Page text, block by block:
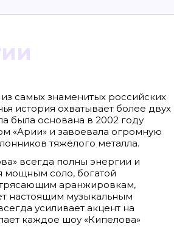
самых знаменитых российских
история охватывает более двух
была основана в 2002 году
«Арии» и завоевала огромную
тяжёлого металла.
всегда полны энергии и
мощным соло, богатой
аранжировкам,
настоящим музыкальным
усиливает акцент на
каждое шоу «Кипелова»
124, news@klops.ru. Реклама: +7 (931) 107 50 00,
351 20 51, reklama@klops.ru
г. Калининград, ул. Рокоссовского, 16/18, пом. I,
регистрационный номер и дата принятия
№ ФС 77 - 78739 от 20 июля 2020 года,
службой по надзору в сфере связи,
и массовых коммуникаций (Роскомнадзор).
"Западная Пресса". Главный
сайта, подписанные «CC 4.0» доступны по
Creative Commons «Attribution-ShareAlike»
— На тех же условиях») 4.0 Всемирная
остальных материалов необходимо
согласие правообладателя
в отношении обработки персональных